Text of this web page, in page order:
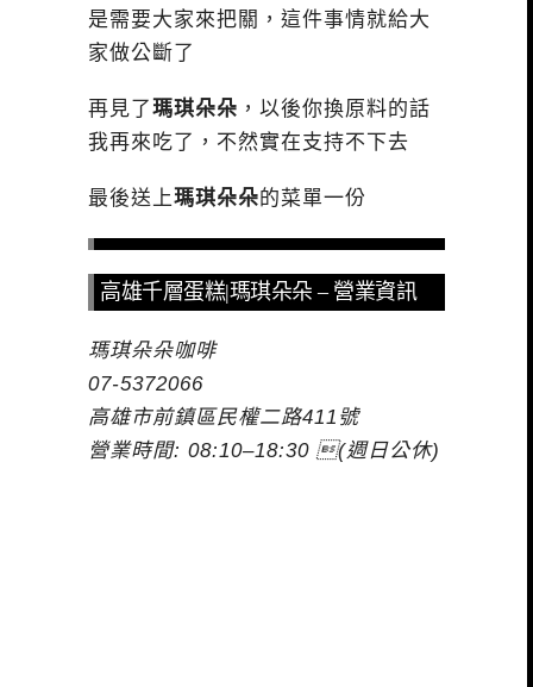
是需要大家來把關，這件事情就給大
家做公斷了
再見了瑪琪朵朵 ，以後你換原料的話
我再來吃了，不然實在支持不下去
最後送上瑪琪朵朵的菜單一份
高雄千層蛋糕|瑪琪朵朵 – 營業資訊
瑪琪朵朵咖啡
07-5372066
高雄市前鎮區民權二路411號
營業時間: 08:10–18:30 (週日公休)